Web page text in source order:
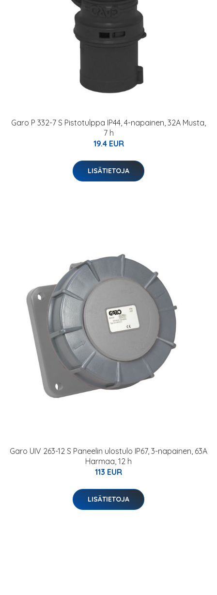
Garo P 332-7 S Pistotulppa IP44, 4-napainen, 32A Musta,
7 h
19.4 EUR
LISÄTIETOJA
Garo UIV 263-12 S Paneelin ulostulo IP67, 3-napainen, 63A
Harmaa, 12 h
113 EUR
LISÄTIETOJA